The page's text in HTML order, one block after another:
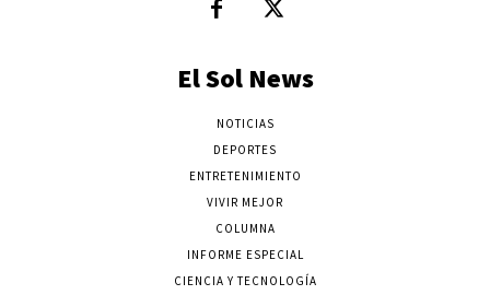
El Sol News
NOTICIAS
DEPORTES
ENTRETENIMIENTO
VIVIR MEJOR
COLUMNA
INFORME ESPECIAL
CIENCIA Y TECNOLOGÍA